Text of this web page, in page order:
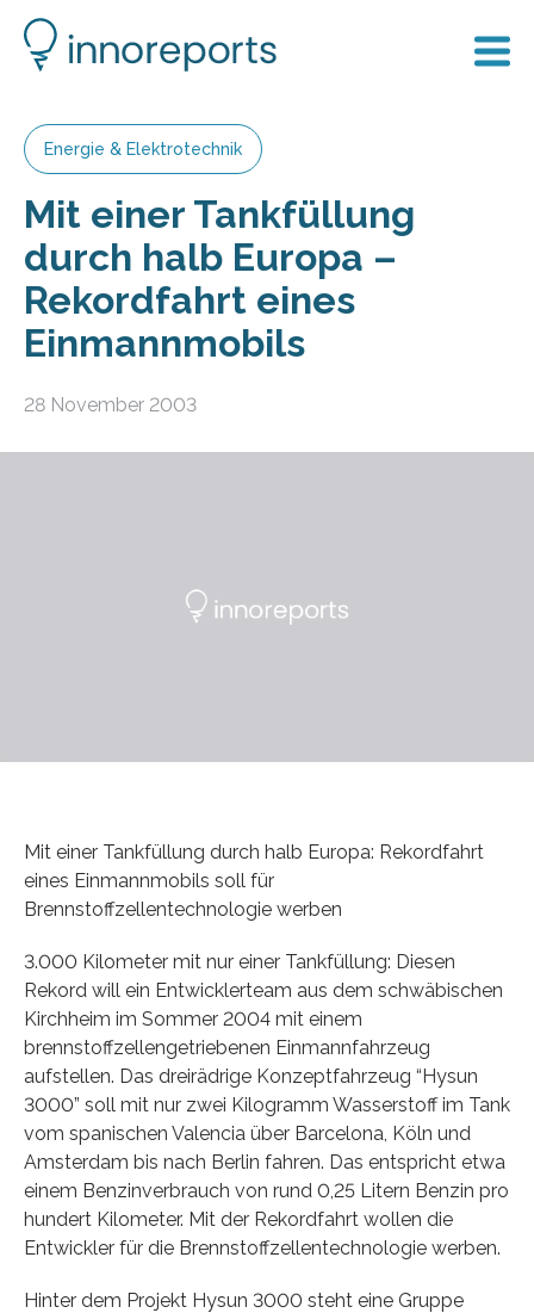
Energie & Elektrotechnik
Mit einer Tankfüllung
durch halb Europa –
Rekordfahrt eines
Einmannmobils
28 November 2003
Mit einer Tankfüllung durch halb Europa: Rekordfahrt
eines Einmannmobils soll für
Brennstoffzellentechnologie werben
3.000 Kilometer mit nur einer Tankfüllung: Diesen
Rekord will ein Entwicklerteam aus dem schwäbischen
Kirchheim im Sommer 2004 mit einem
brennstoffzellengetriebenen Einmannfahrzeug
aufstellen. Das dreirädrige Konzeptfahrzeug “Hysun
3000” soll mit nur zwei Kilogramm Wasserstoff im Tank
vom spanischen Valencia über Barcelona, Köln und
Amsterdam bis nach Berlin fahren. Das entspricht etwa
einem Benzinverbrauch von rund 0,25 Litern Benzin pro
hundert Kilometer. Mit der Rekordfahrt wollen die
Entwickler für die Brennstoffzellentechnologie werben.
Hinter dem Projekt Hysun 3000 steht eine Gruppe